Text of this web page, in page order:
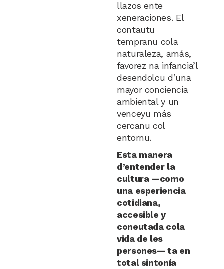
llazos ente
xeneraciones. El
contautu
tempranu cola
naturaleza, amás,
favorez na infancia’l
desendolcu d’una
mayor conciencia
ambiental y un
venceyu más
cercanu col
entornu.
Esta manera
d’entender la
cultura —como
una esperiencia
cotidiana,
accesible y
coneutada cola
vida de les
persones— ta en
total sintonía